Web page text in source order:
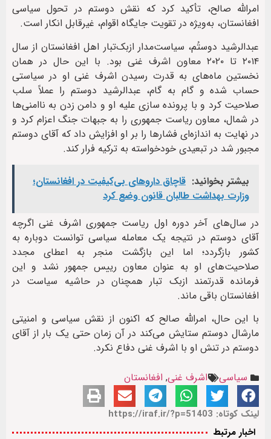
امرالله صالح، تأکید کرد که نقش دوستم در تحول سیاسی
افغانستان، به‌ویژه در تقویت جایگاه اقوام، غیرقابل انکار است.
عبدالرشید دوستُم، سیاست‌مدار ازبک‌تبار اهل افغانستان از سال
۲۰۱۴ تا ۲۰۲۰ معاون اشرف غنی بود. با این حال در همان
نخستین ماه‌های به قدرت رسیدن اشرف غنی او در سیاستی
حساب شده و گام به گام، عبدالرشید دوستم را عملاً سلب
صلاحیت کرد و با پرونده سازی علیه او و دامن زدن به ناامنی‌ها
در شمال، معاون ریاست جمهوری را به جبهات جنگ اعزام کرد و
در نهایت به اندازه‌ای فشارها را بر او افزایش داد که آقای دوستم
مجبور شد در تبعیدی خودخواسته به ترکیه فرار کند.
بیشتر بخوانید: قاچاق داروهای بی‌کیفیت در افغانستان؛
وزارت بهداشت طالبان قانون وضع کرد
در سال‌های آخر دوره اول ریاست جمهوری اشرف غنی اگرچه
آقای دوستم در نتیجه یک معامله سیاسی توانست دوباره به
کشور بازگردد؛ اما این بازگشت منجر به اعطای مجدد
صلاحیت‌های او به عنوان معاون رییس جمهور نشد و این
فرمانده قدرتمند ازبک تبار همچنان در حاشیه سیاست در
افغانستان باقی ماند.
با این حال، امرالله صالح که اکنون از نقش سیاسی و امنیتی
مارشال دوستم ستایش می‌کند در آن زمان حتی یک بار از آقای
دوستم در تنش او با اشرف غنی دفاع نکرد.
سیاسی
اشرف غنی, افغانستان
لینک کوتاه: https://iraf.ir/?p=51403
اخبار مرتبط